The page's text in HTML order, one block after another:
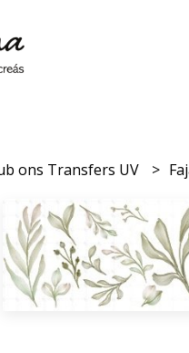
ons Transfers UV